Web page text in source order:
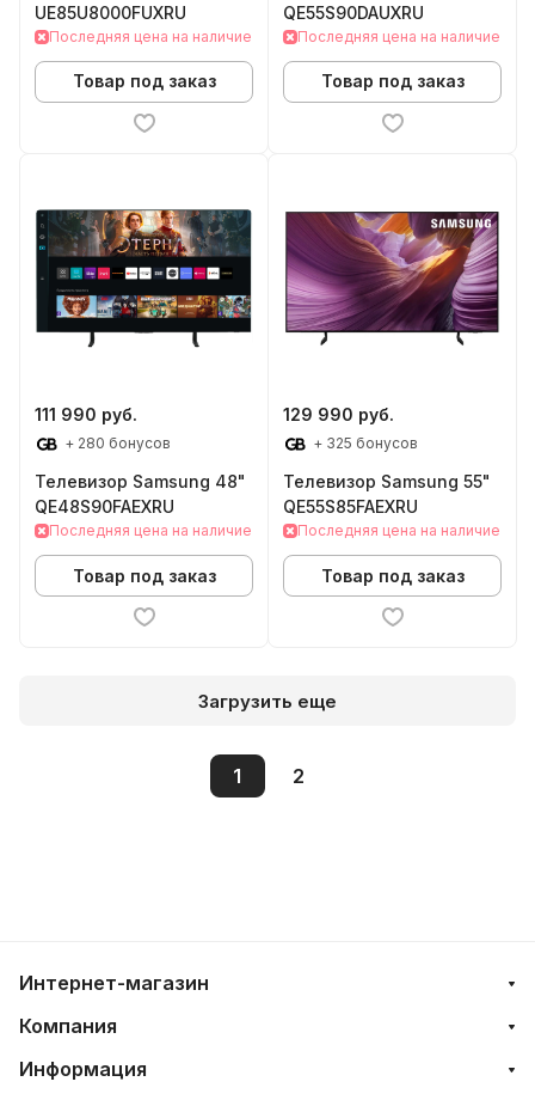
UE85U8000FUXRU
Последняя цена на наличие
Товар под заказ
QE55S90DAUXRU
Последняя цена на наличие
Товар под заказ
111 990 руб.
+ 280 бонусов
Телевизор Samsung 48"
QE48S90FAEXRU
Последняя цена на наличие
Товар под заказ
129 990 руб.
+ 325 бонусов
Телевизор Samsung 55"
QE55S85FAEXRU
Последняя цена на наличие
Товар под заказ
Загрузить еще
1 2
Интернет-магазин
Компания
Информация